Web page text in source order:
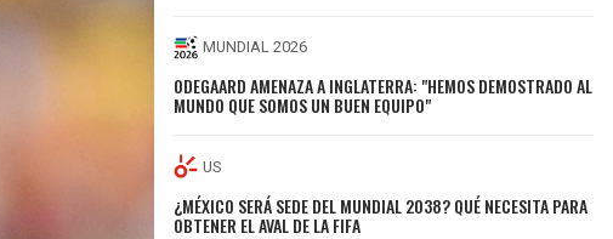
MUNDIAL 2026
ODEGAARD AMENAZA A INGLATERRA: "HEMOS DEMOSTRADO AL
MUNDO QUE SOMOS UN BUEN EQUIPO"
US
¿MÉXICO SERÁ SEDE DEL MUNDIAL 2038? QUÉ NECESITA PARA
OBTENER EL AVAL DE LA FIFA